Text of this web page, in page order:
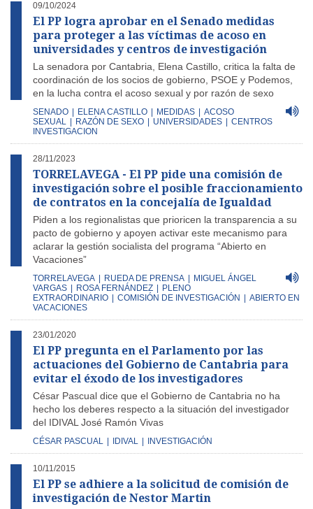
09/10/2024
El PP logra aprobar en el Senado medidas
para proteger a las víctimas de acoso en
universidades y centros de investigación
La senadora por Cantabria, Elena Castillo, critica la falta de
coordinación de los socios de gobierno, PSOE y Podemos,
en la lucha contra el acoso sexual y por razón de sexo
SENADO ELENA CASTILLO MEDIDAS
ACOSO
SEXUAL
RAZÓN DE SEXO UNIVERSIDADES
CENTROS
INVESTIGACION
28/11/2023
TORRELAVEGA - El PP pide una comisión de
investigación sobre el posible fraccionamiento
de contratos en la concejalía de Igualdad
Piden a los regionalistas que prioricen la transparencia a su
pacto de gobierno y apoyen activar este mecanismo para
aclarar la gestión socialista del programa “Abierto en
Vacaciones”
TORRELAVEGA RUEDA DE PRENSA
MIGUEL ÁNGEL
VARGAS
ROSA FERNÁNDEZ
PLENO
EXTRAORDINARIO
COMISIÓN DE INVESTIGACIÓN
ABIERTO EN
VACACIONES
23/01/2020
El PP pregunta en el Parlamento por las
actuaciones del Gobierno de Cantabria para
evitar el éxodo de los investigadores
César Pascual dice que el Gobierno de Cantabria no ha
hecho los deberes respecto a la situación del investigador
del IDIVAL José Ramón Vivas
CÉSAR PASCUAL IDIVAL INVESTIGACIÓN
10/11/2015
El PP se adhiere a la solicitud de comisión de
investigación de Nestor Martin